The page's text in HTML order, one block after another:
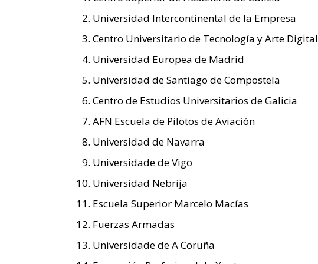
Universidad Intercontinental de la Empresa
Centro Universitario de Tecnología y Arte Digital
Universidad Europea de Madrid
Universidad de Santiago de Compostela
Centro de Estudios Universitarios de Galicia
AFN Escuela de Pilotos de Aviación
Universidad de Navarra
Universidade de Vigo
Universidad Nebrija
Escuela Superior Marcelo Macías
Fuerzas Armadas
Universidade de A Coruña